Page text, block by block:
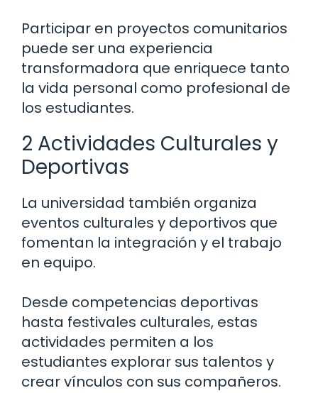
Participar en proyectos comunitarios
puede ser una experiencia
transformadora que enriquece tanto
la vida personal como profesional de
los estudiantes.
2 Actividades Culturales y
Deportivas
La universidad también organiza
eventos culturales y deportivos que
fomentan la integración y el trabajo
en equipo.
Desde competencias deportivas
hasta festivales culturales, estas
actividades permiten a los
estudiantes explorar sus talentos y
crear vínculos con sus compañeros.